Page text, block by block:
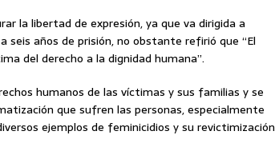
la libertad de expresión, ya que va dirigida a
seis años de prisión, no obstante refirió que “El
del derecho a la dignidad humana”.
humanos de las víctimas y sus familias y se
que sufren las personas, especialmente
ejemplos de feminicidios y su revictimización